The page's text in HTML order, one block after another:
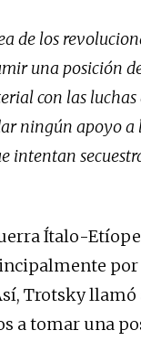
de los
una posición
con las luchas
ningún apoyo a
intentan
Ítalo-
por
Trotsky llamó
a tomar una